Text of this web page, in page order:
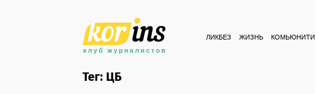
ЛИКБЕЗ ЖИЗНЬ КОМЬЮНИТИ
Тег: ЦБ